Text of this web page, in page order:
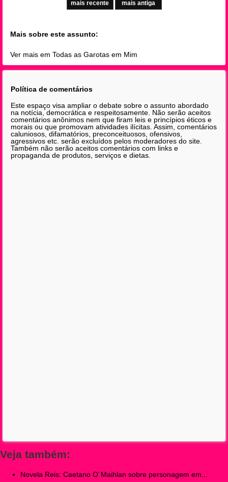
mais recente
mais antiga
Mais sobre este assunto:
Ver mais em Todas as Garotas em Mim
Política de comentários
Este espaço visa ampliar o debate sobre o assunto abordado
na notícia, democrática e respeitosamente. Não serão aceitos
comentários anônimos nem que firam leis e princípios éticos e
morais ou que promovam atividades ilícitas. Assim, comentários
caluniosos, difamatórios, preconceituosos, ofensivos,
agressivos etc. serão excluídos pelos moderadores do site.
Também não serão aceitos comentários com links e
propaganda de produtos, serviços e dietas.
Veja também:
Novela Reis: Caetano O´Maihlan sobre personagem em...